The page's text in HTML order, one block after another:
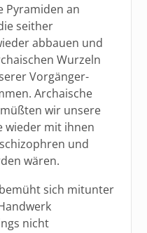
Pyramiden an
seither
abbauen und
Wurzeln
Vorgänger-
Archaische
wir unsere
wieder mit ihnen
und
wären.
sich mitunter
nicht